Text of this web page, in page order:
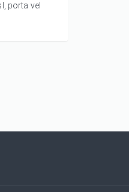
porta vel